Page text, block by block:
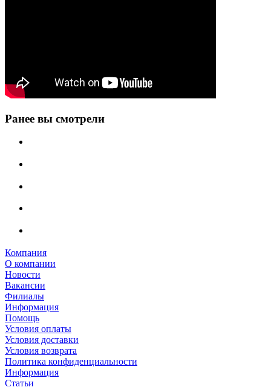
Ранее вы смотрели
Компания
О компании
Новости
Вакансии
Филиалы
Информация
Помощь
Условия оплаты
Условия доставки
Условия возврата
Политика конфиденциальности
Информация
Статьи